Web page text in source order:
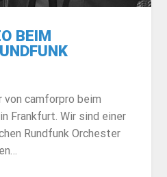
BEIM
von camforpro beim
Frankfurt. Wir sind einer
Rundfunk Orchester